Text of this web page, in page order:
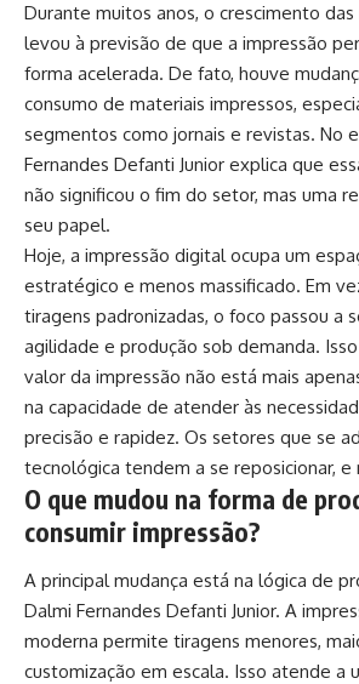
Durante muitos anos, o crescimento
levou à previsão de que a impressão
forma acelerada. De fato, houve
consumo de materiais impressos,
segmentos como jornais e revistas. No
Fernandes Defanti Junior explica que
não significou o fim do setor, mas uma
seu papel.
Hoje, a impressão digital ocupa um
estratégico e menos massificado. Em
tiragens padronizadas, o foco passou a
agilidade e produção sob demanda.
valor da impressão não está mais
na capacidade de atender às
precisão e rapidez. Os setores que se
tecnológica tendem a se reposicionar, e
O que mudou na forma de
consumir impressão?
A principal mudança está na lógica de
Dalmi Fernandes Defanti Junior. A
moderna permite tiragens menores,
customização em escala. Isso atende a